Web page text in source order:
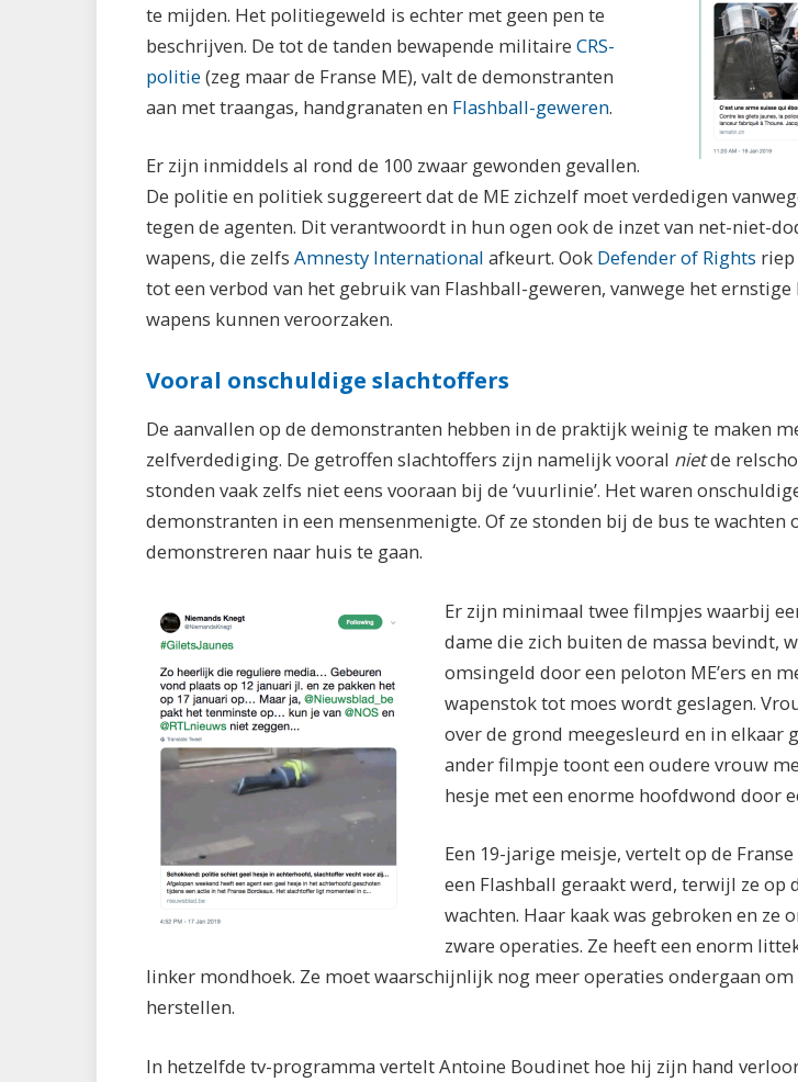
te mijden. Het politiegeweld is echter met geen pen te
beschrijven. De tot de tanden bewapende militaire CRS-
politie (zeg maar de Franse ME), valt de demonstranten
aan met traangas, handgranaten en Flashball-geweren.
Er zijn inmiddels al rond de 100 zwaar gewonden gevallen.
De politie en politiek suggereert dat de ME zichzelf moet verdedigen
tegen de agenten. Dit verantwoordt in hun ogen ook de inzet van net-niet-
wapens, die zelfs Amnesty International afkeurt. Ook Defender of Rights riep
tot een verbod van het gebruik van Flashball-geweren, vanwege het ernstige
wapens kunnen veroorzaken.
Vooral onschuldige slachtoffers
De aanvallen op de demonstranten hebben in de praktijk weinig te maken
zelfverdediging. De getroffen slachtoffers zijn namelijk vooral nietde
stonden vaak zelfs niet eens vooraan bij de ‘vuurlinie’. Het waren
demonstranten in een mensenmenigte. Of ze stonden bij de bus te wachten
demonstreren naar huis te gaan.
Er zijn minimaal twee filmpjes waarbij
dame die zich buiten de massa bevindt,
omsingeld door een peloton ME’ers en
wapenstok tot moes wordt geslagen.
over de grond meegesleurd en in elkaar
ander filmpje toont een oudere vrouw
hesje met een enorme hoofdwond door
Een 19-jarige meisje, vertelt op de
een Flashball geraakt werd, terwijl ze op
wachten. Haar kaak was gebroken en ze
zware operaties. Ze heeft een enorm
linker mondhoek. Ze moet waarschijnlijk nog meer operaties ondergaan om
herstellen.
In hetzelfde tv-programma vertelt Antoine Boudinet hoe hij zijn hand verloor